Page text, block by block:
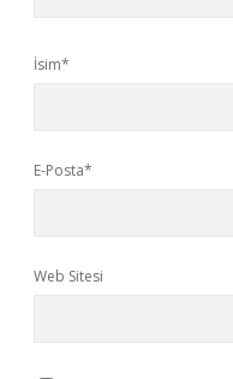
İsim*
E-Posta*
Web Sitesi